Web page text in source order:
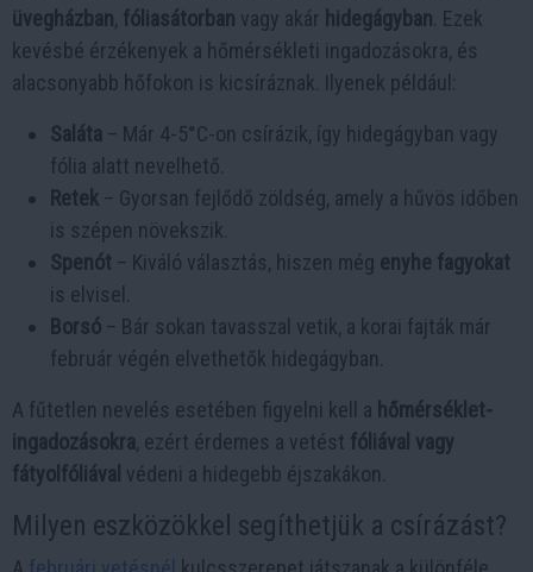
üvegházban, fóliasátorban vagy akár hidegágyban . Ezek
kevésbé érzékenyek a hőmérsékleti ingadozásokra, és
alacsonyabb hőfokon is kicsíráznak. Ilyenek például:
Saláta – Már 4-5°C-on csírázik, így hidegágyban vagy
fólia alatt nevelhető.
Retek – Gyorsan fejlődő zöldség, amely a hűvös időben
is szépen növekszik.
Spenót – Kiváló választás, hiszen még enyhe fagyokat
is elvisel.
Borsó – Bár sokan tavasszal vetik, a korai fajták már
február végén elvethetők hidegágyban.
A fűtetlen nevelés esetében figyelni kell a hőmérséklet-
ingadozásokra, ezért érdemes a vetést fóliával vagy
fátyolfóliával védeni a hidegebb éjszakákon.
Milyen eszközökkel segíthetjük a csírázást?